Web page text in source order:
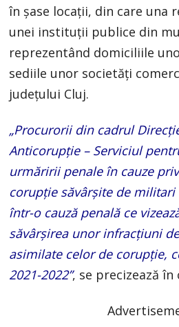
în şase locaţii, din care una
unei instituţii publice din
reprezentând domiciliile
sediile unor societăţi
judeţului Cluj.
„Procurorii din cadrul
Anticorupţie – Serviciul
urmăririi penale în cauze
corupţie săvârşite de militari
într-o cauză penală ce
săvârşirea unor infracţiuni
asimilate celor de corupţie,
2021-2022”, se precizează în